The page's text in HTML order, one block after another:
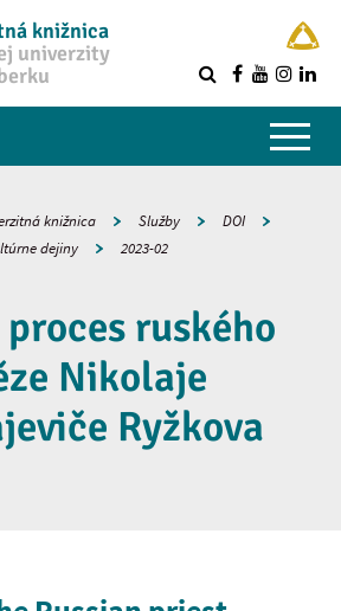
knižnica
univerzity
knižnica Služby
DOI
dejiny
2023-02
ruského
Nikolaje
Ryžkova